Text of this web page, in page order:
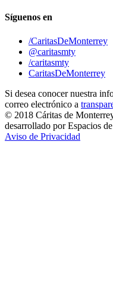
Síguenos en
/CaritasDeMonterrey
@caritasmty
/caritasmty
CaritasDeMonterrey
Si desea conocer nuestra
correo electrónico a
© 2018 Cáritas de
desarrollado por Espacios
Aviso de Privacidad